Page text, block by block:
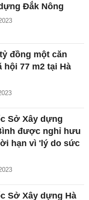
Đắk Nông
đồng một căn
hội 77 m2 tại Hà
Sở Xây dựng
được nghỉ hưu
hạn vì 'lý do sức
Sở Xây dựng Hà